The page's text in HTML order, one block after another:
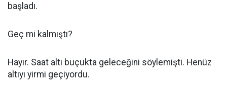
başladı.
Geç mi kalmıştı?
Hayır. Saat altı buçukta geleceğini söylemişti. Henüz
altıyı yirmi geçiyordu.